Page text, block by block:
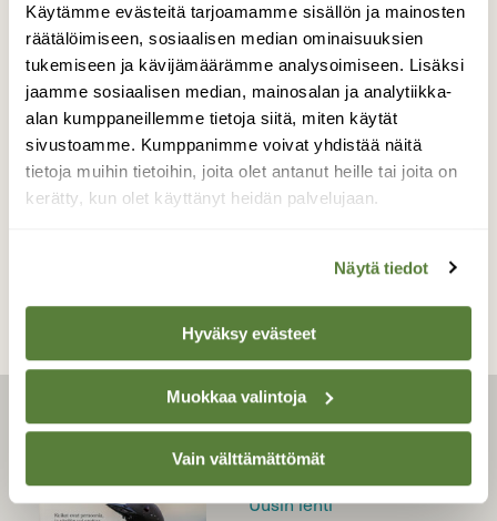
Käytämme evästeitä tarjoamamme sisällön ja mainosten
räätälöimiseen, sosiaalisen median ominaisuuksien
tukemiseen ja kävijämäärämme analysoimiseen. Lisäksi
jaamme sosiaalisen median, mainosalan ja analytiikka-
alan kumppaneillemme tietoja siitä, miten käytät
sivustoamme. Kumppanimme voivat yhdistää näitä
tietoja muihin tietoihin, joita olet antanut heille tai joita on
kerätty, kun olet käyttänyt heidän palvelujaan.
Näytä tiedot
Hyväksy evästeet
Muokkaa valintoja
Vain välttämättömät
siellä on Valtavaaran päivätuvan huiputus.
Tänä talvena sielläkin sai syöttää Kuukkeleille
Cashew-lounasta ja keli suosi usein.
Kävimme ko. reitin useasti.
Kuvaaja: Jari Liitola
LEHTI
Uusin lehti